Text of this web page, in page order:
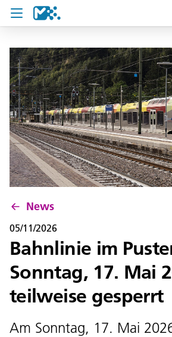
search
My journey
Tickets
U19 Pass
News
Contact us
News
05/11/2026
Bahnlinie im
Sonntag, 17. Mai
teilweise gesperrt
Am Sonntag, 17. Mai